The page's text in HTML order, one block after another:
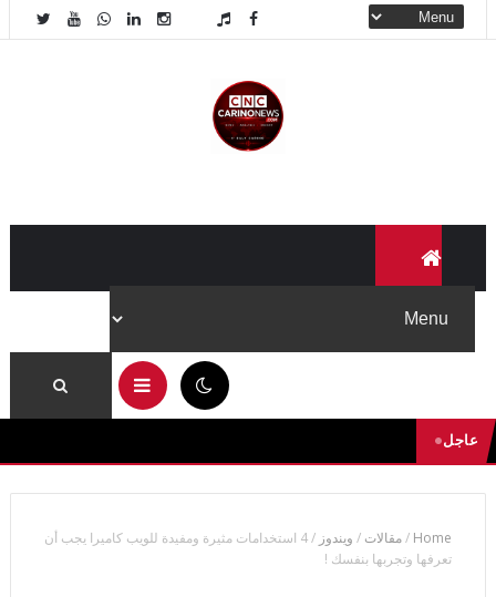
عاجل
Home
/مقالات / ويندوز /
4 استخدامات مثيرة ومفيدة للويب كاميرا يجب أن
تعرفها وتجربها بنفسك !